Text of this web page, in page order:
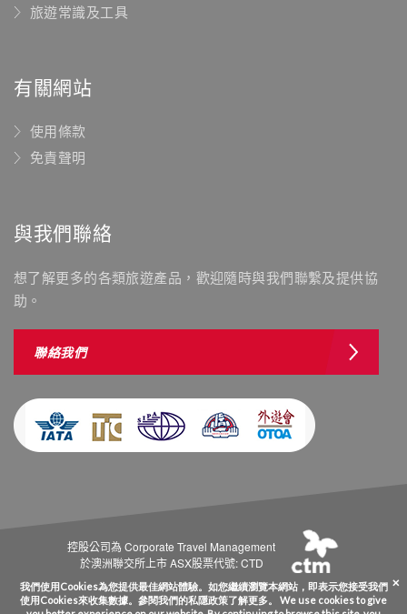
旅遊常識及工具
有關網站
使用條款
免責聲明
與我們聯絡
想了解更多的各類旅遊產品，歡迎隨時與我們聯繫及提供協
助。
聯絡我們
控股公司為 Corporate Travel Management
於澳洲聯交所上市 ASX股票代號: CTD
Copyright © Westminstertravel.com 西敏旅行社 牌照號碼 350488